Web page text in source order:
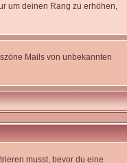
um deinen Rang zu erhöhen,
Mails von unbekannten
musst, bevor du eine